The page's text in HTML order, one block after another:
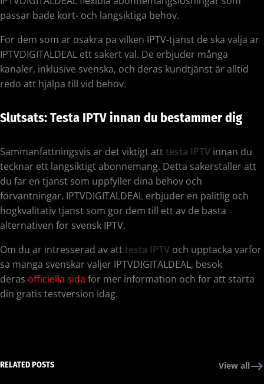
passar bade kort- och langsiktiga behov.
For dem som ar osakra pa vilken IPTV-tjanst de ska valja ar
IPTVDIGITALDEAL ett sakert val. De erbjuder många
kanaler, inklusive svenska, och deras kundtjänst är alltid
redo att hjälpa till vid behov.
Slutsats: Testa IPTV innan du bestammer dig
Sammanfattningsvis ar det viktigt att testa IPTV innan du
tecknar ett langsiktigt abonnemang. Detta sakerstaller att
du far en tjanst som uppfyller dina behov och
forvantningar. IPTVDIGITALDEAL erbjuder en palitlig och
hogkvalitativ tjanst som gor dem till ett av de basta
alternativen for svensk IPTV.
Om du ar intresserad av att testa IPTV och upptacka varfor
sa manga svenskar valjer IPTVDIGITALDEAL, besok
deras officiella sida for mer information och for att starta
din gratis testversion idag.
RELATED POSTS View all